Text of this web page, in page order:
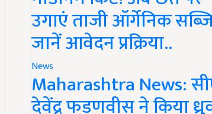
उगाएं ताजी ऑर्गेनिक
जानें आवेदन प्रक्रिया..
News
Maharashtra News:
देवेंद्र फडणवीस ने किया